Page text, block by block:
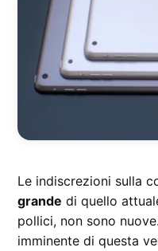
Le indiscrezioni sulla
grande di quello
pollici, non sono
imminente di questa